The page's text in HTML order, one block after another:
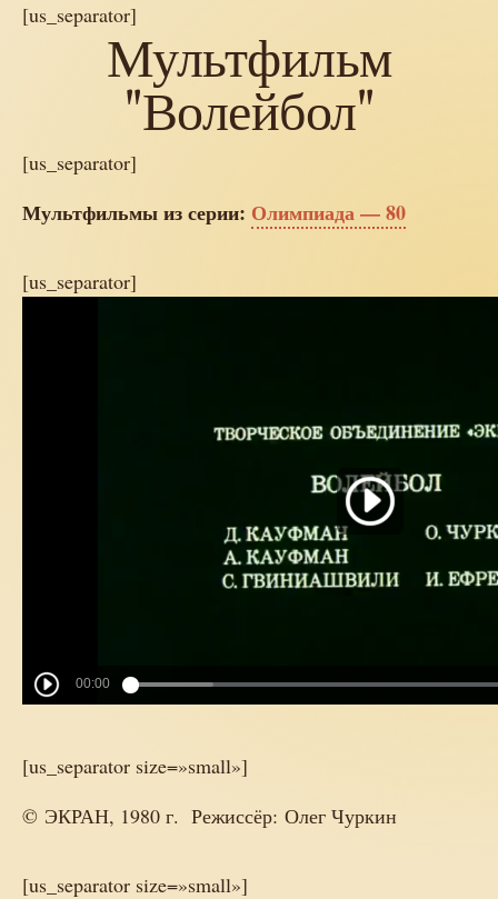
[us_separator]
Мультфильм
"Волейбол"
[us_separator]
Мультфильмы из серии: Олимпиада — 80
[us_separator]
[us_separator size=»small»]
© ЭКРАН, 1980 г. Режиссёр: Олег Чуркин
[us_separator size=»small»]